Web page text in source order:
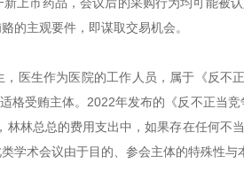
上市药品，会议后的采购行为均可能被
的主观要件，即谋取交易机会。
医生作为医院的工作人员，属于《反不
格受贿主体。2022年发布的《反不正当
林林总总的费用支出中，如果存在任何不
学术会议由于目的、参会主体的特殊性与